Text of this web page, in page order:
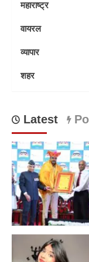
महाराष्ट्र
वायरल
व्यापार
शहर
Latest